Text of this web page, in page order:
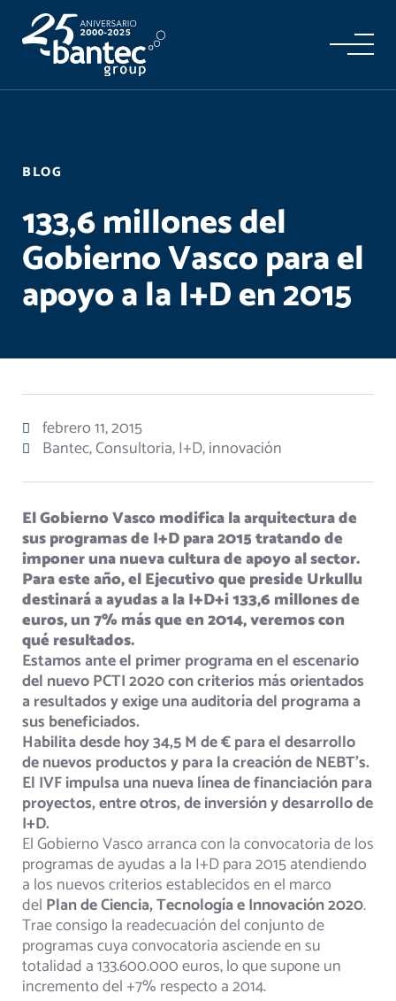
BLOG
133,6 millones del
Gobierno Vasco para el
apoyo a la I+D en 2015
febrero 11, 2015
Bantec,Consultoria,I+D,innovación
El Gobierno Vasco modifica la arquitectura de
sus programas de I+D para 2015 tratando de
imponer una nueva cultura de apoyo al sector.
Para este año, el Ejecutivo que preside Urkullu
destinará a ayudas a la I+D+i 133,6 millones de
euros, un 7% más que en 2014, veremos con
qué resultados.
Estamos ante el primer programa en el escenario
del nuevo PCTI 2020 con criterios más orientados
a resultados y exige una auditoría del programa a
sus beneficiados.
Habilita desde hoy 34,5 M de € para el desarrollo
de nuevos productos y para la creación de NEBT’s.
El IVF impulsa una nueva línea de financiación para
proyectos, entre otros, de inversión y desarrollo de
I+D.
El Gobierno Vasco arranca con la convocatoria de los
programas de ayudas a la I+D para 2015 atendiendo
a los nuevos criterios establecidos en el marco
del Plan de Ciencia, Tecnología e Innovación 2020.
Trae consigo la readecuación del conjunto de
programas cuya convocatoria asciende en su
totalidad a 133.600.000 euros, lo que supone un
incremento del +7% respecto a 2014.